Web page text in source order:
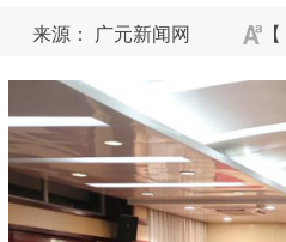
来源： 广元新闻网 【